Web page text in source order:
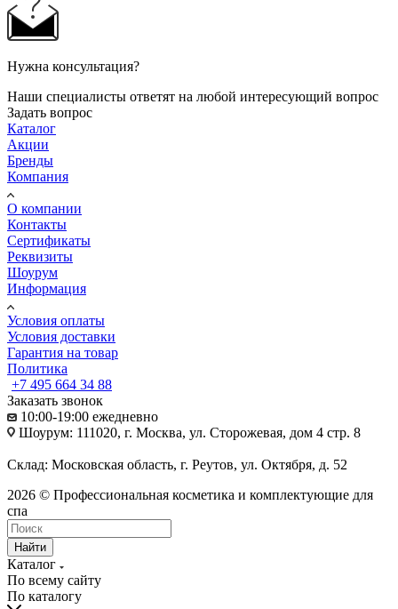
Нужна консультация?
Наши специалисты ответят на любой интересующий вопрос
Задать вопрос
Каталог
Акции
Бренды
Компания
О компании
Контакты
Сертификаты
Реквизиты
Шоурум
Информация
Условия оплаты
Условия доставки
Гарантия на товар
Политика
+7 495 664 34 88
Заказать звонок
10:00-19:00 ежедневно
Шоурум: 111020, г. Москва, ул. Сторожевая, дом 4 стр. 8
Склад: Московская область, г. Реутов, ул. Октября, д. 52
2026 © Профессиональная косметика и комплектующие для
спа
Найти
Каталог
По всему сайту
По каталогу